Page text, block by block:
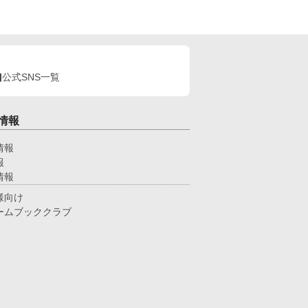
公式SNS一覧
報
報
報
向け
ムブッククラブ